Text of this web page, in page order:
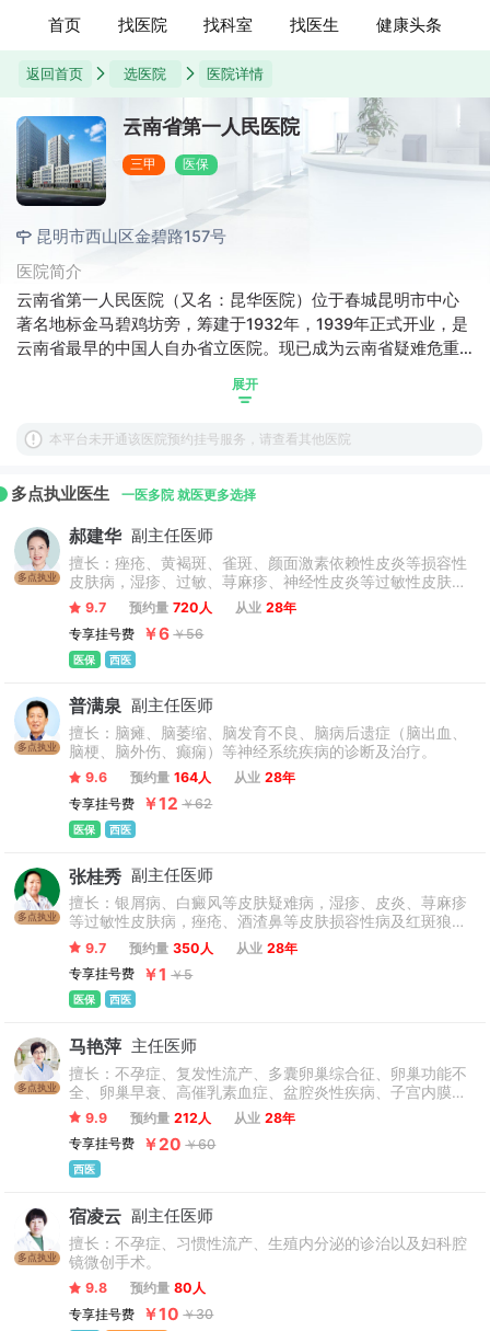
首页 找医院 找科室 找医生 健康头条
返回首页 选医院 医院详情
云南省第一人民医院
三甲 医保
昆明市西山区金碧路157号
医院简介
云南省第一人民医院（又名：昆华医院）位于春城昆明市中心
著名地标金马碧鸡坊旁，筹建于1932年，1939年正式开业，是
云南省最早的中国人自办省立医院。现已成为云南省疑难危重
大型三级甲等综合医院，是昆明理工大学附属医院、国际救援
61个。呼吸内科、血液内科、内分泌代谢科、心血管内科、神
科、生殖遗传科等。
展开
本平台未开通该医院预约挂号服务，请查看其他医院
多点执业医生 一医多院 就医更多选择
多点执业
郝建华 副主任医师
擅长：痤疮、黄褐斑、雀斑、颜面激素依赖性皮炎等损容性
皮肤病，湿疹、过敏、荨麻疹、神经性皮炎等过敏性皮肤
病，红斑狼疮、硬皮病、皮肌炎等结缔组织病的诊治；在皮
肤屏障修复、抗衰、激光美容方面亦有着深厚的临床经验。
9.7 预约量 720人 从业 28年
专享挂号费
￥6 ￥56
医保 西医
多点执业
普满泉 副主任医师
擅长：脑瘫、脑萎缩、脑发育不良、脑病后遗症（脑出血、
脑梗、脑外伤、癫痫）等神经系统疾病的诊断及治疗。
9.6 预约量 164人 从业 28年
专享挂号费
￥12 ￥62
医保 西医
多点执业
张桂秀 副主任医师
擅长：银屑病、白癜风等皮肤疑难病，湿疹、皮炎、荨麻疹
等过敏性皮肤病，痤疮、酒渣鼻等皮肤损容性病及红斑狼
疮、皮肌炎、大疱病等结缔组织病，各类疑难少见病及美
容、医学护肤等皮肤病的诊治。
9.7 预约量 350人 从业 28年
专享挂号费
￥1 ￥5
医保 西医
多点执业
马艳萍 主任医师
擅长：不孕症、复发性流产、多囊卵巢综合征、卵巢功能不
全、卵巢早衰、高催乳素血症、盆腔炎性疾病、子宫内膜异
位症等生殖内分泌疾病诊治，尤其是人工授精、第一二三代
试管婴儿等人类辅助生殖技术，特别对反复种植失败、反复
妊娠丢失的保胎治疗等有丰富的临床经验。
9.9 预约量 212人 从业 28年
专享挂号费
￥20 ￥60
西医
多点执业
宿凌云 副主任医师
擅长：不孕症、习惯性流产、生殖内分泌的诊治以及妇科腔
镜微创手术。
9.8 预约量 80人
专享挂号费
￥10 ￥30